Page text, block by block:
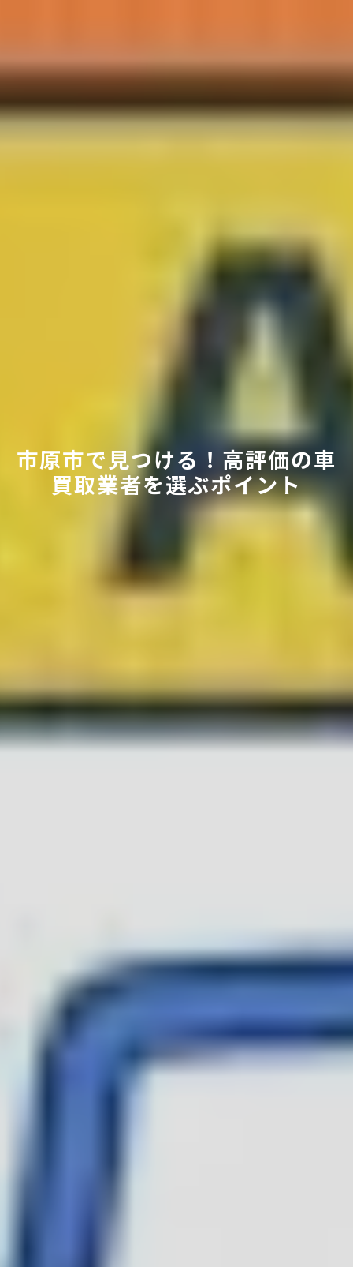
市原市で見つける！高評価の車
買取業者を選ぶポイント